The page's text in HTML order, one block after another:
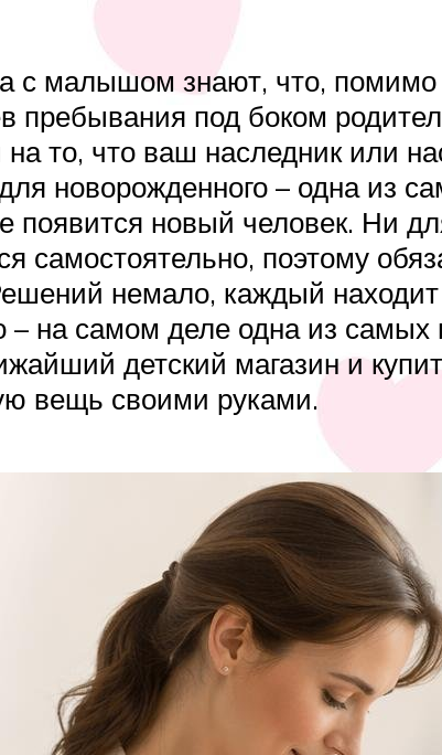
с малышом знают, что,
под боком
то, что ваш наследник или
новорожденного – одна из
появится новый человек. Ни
самостоятельно, поэтому
немало, каждый находит
на самом деле одна из самых
детский магазин и
вещь своими руками.